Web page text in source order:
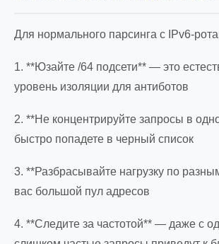
Для нормального парсинга с IPv6-
1. **Юзайте /64 подсети** — это
уровень изоляции для антиботов
2. **Не концентрируйте запросы в
быстро попадете в черный список
3. **Разбрасывайте нагрузку по
вас большой пул адресов
4. **Следите за частотой** — даже с